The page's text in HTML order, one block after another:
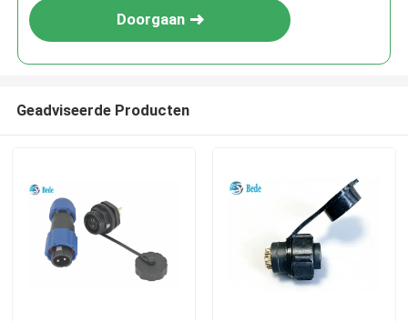
Doorgaan
Geadviseerde Producten